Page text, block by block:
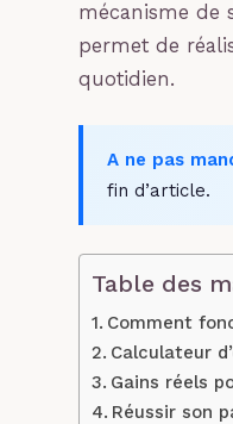
mécanisme de
permet de
quotidien.
A ne pas
fin d’article.
Table des
Comment
Calculateur
Gains réels
Réussir son